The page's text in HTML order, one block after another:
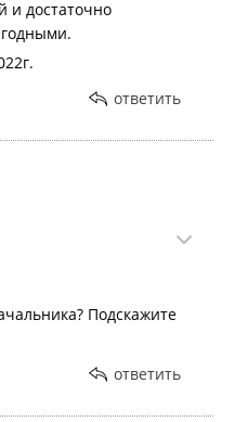
и достаточно
ответить
Подскажите
ответить